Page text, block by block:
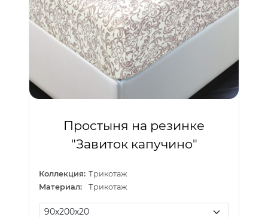
Простыня на резинке
"Завиток капучино"
Коллекция: Трикотаж
Материал:
Трикотаж